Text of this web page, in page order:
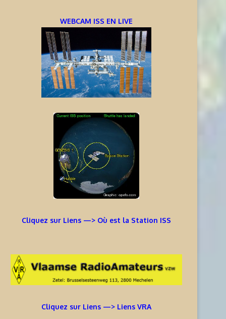
WEBCAM ISS EN LIVE
Cliquez sur Liens —> Où est la Station ISS
Cliquez sur Liens —> Liens VRA